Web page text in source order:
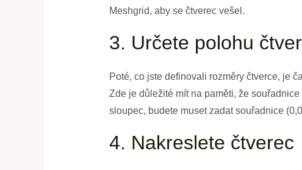
Meshgrid, aby se čtverec vešel.
3. Určete polohu
Poté, co jste definovali rozměry čtverce, je
Zde je důležité mít na paměti, že
sloupec, budete muset zadat souřadnice
4. Nakreslete čtverec